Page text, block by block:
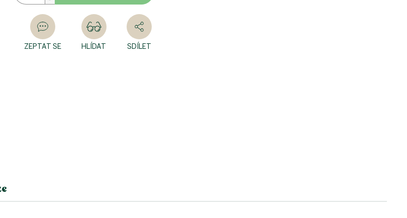
ZEPTAT SE HLÍDAT SDÍLET